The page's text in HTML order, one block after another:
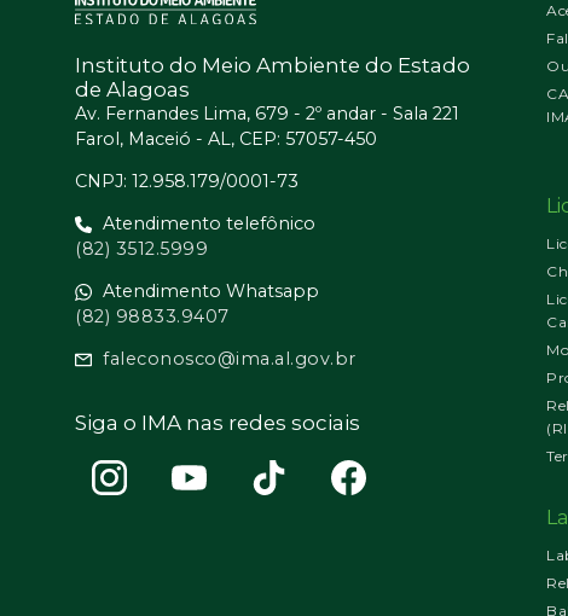
Instituto do Meio Ambiente do Estado
de Alagoas
Av. Fernandes Lima, 679 - 2º andar - Sala 221
Farol, Maceió - AL, CEP: 57057-450
CNPJ: 12.958.179/0001-73
Atendimento telefônico
(82) 3512.5999
Atendimento Whatsapp
(82) 98833.9407
faleconosco@ima.al.gov.br
Siga o IMA nas redes sociais